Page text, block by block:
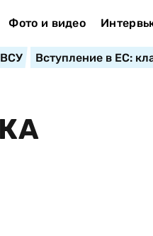
Фото и видео
ВСУ Вступление в ЕС: